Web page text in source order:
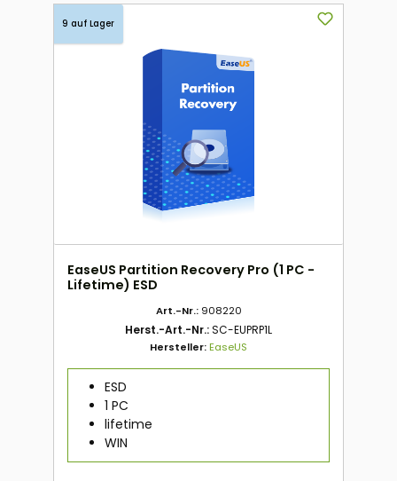
9 auf Lager
EaseUS Partition Recovery Pro (1 PC -
Lifetime) ESD
Art.-Nr.: 908220
Herst.-Art.-Nr.:SC-EUPRP1L
Hersteller:EaseUS
ESD
1 PC
lifetime
WIN